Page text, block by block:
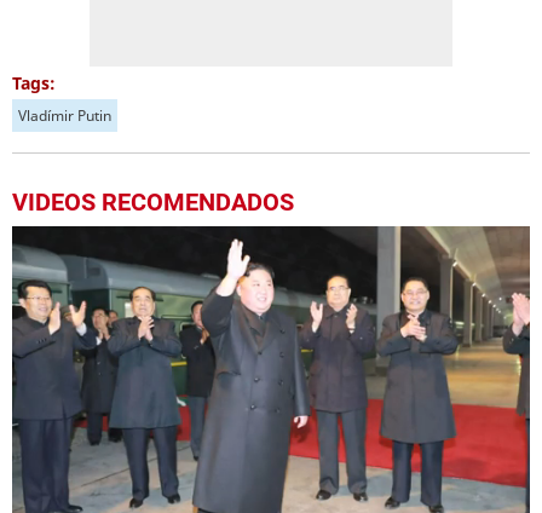
Tags:
Vladímir Putin
VIDEOS RECOMENDADOS